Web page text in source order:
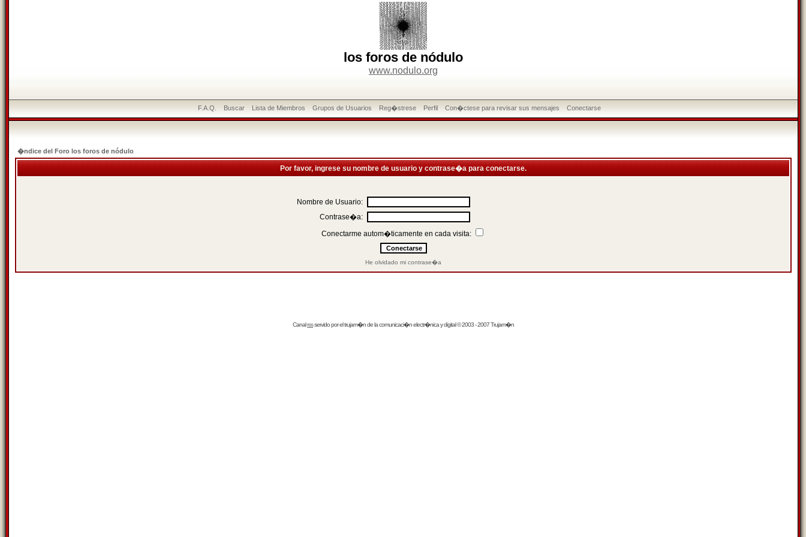
los foros de nódulo
www.nodulo.org
F.A.Q. Buscar Lista de Miembros Grupos de Usuarios Reg�strese Perfil Con�ctese para revisar sus mensajes Conectarse
�ndice del Foro los foros de nódulo
Por favor, ingrese su nombre de usuario y contrase�a para conectarse.
Nombre de Usuario:
Contrase�a:
Conectarme autom�ticamente en cada visita:
He olvidado mi contrase�a
Canalrssservido por eltrujam�nde la comunicaci�n electr�nica y digital © 2003 - 2007 Trujam�n